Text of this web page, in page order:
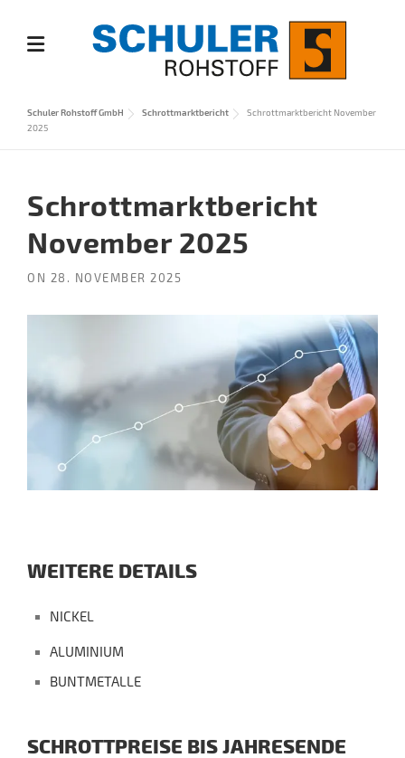
content
Schuler Rohstoff GmbH Schrottmarktbericht
Schrottmarktbericht November
2025
Schrottmarktbericht
November 2025
ON 28. NOVEMBER 2025
WEITERE DETAILS
NICKEL
ALUMINIUM
BUNTMETALLE
SCHROTTPREISE BIS JAHRESENDE